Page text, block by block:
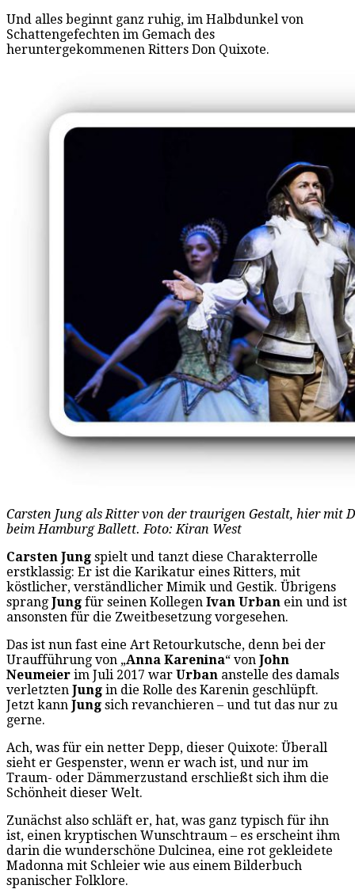
Und alles beginnt ganz ruhig, im Halbdunkel von
Schattengefechten im Gemach des
heruntergekommenen Ritters Don Quixote.
Carsten Jung als Ritter von der traurigen Gestalt, hier mit
beim Hamburg Ballett. Foto: Kiran West
Carsten Jung spielt und tanzt diese Charakterrolle
erstklassig: Er ist die Karikatur eines Ritters, mit
köstlicher, verständlicher Mimik und Gestik. Übrigens
sprang Jung für seinen Kollegen Ivan Urban ein und ist
ansonsten für die Zweitbesetzung vorgesehen.
Das ist nun fast eine Art Retourkutsche, denn bei der
Uraufführung von „Anna Karenina“ von John
Neumeier im Juli 2017 war Urban anstelle des damals
verletzten Jung in die Rolle des Karenin geschlüpft.
Jetzt kann Jung sich revanchieren – und tut das nur zu
gerne.
Ach, was für ein netter Depp, dieser Quixote: Überall
sieht er Gespenster, wenn er wach ist, und nur im
Traum- oder Dämmerzustand erschließt sich ihm die
Schönheit dieser Welt.
Zunächst also schläft er, hat, was ganz typisch für ihn
ist, einen kryptischen Wunschtraum – es erscheint ihm
darin die wunderschöne Dulcinea, eine rot gekleidete
Madonna mit Schleier wie aus einem Bilderbuch
spanischer Folklore.